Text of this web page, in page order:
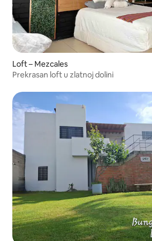
Loft – Mezcales
Prekrasan loft u zlatnoj dolini